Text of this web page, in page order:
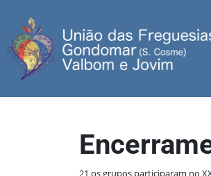
21 os grupos participaram no